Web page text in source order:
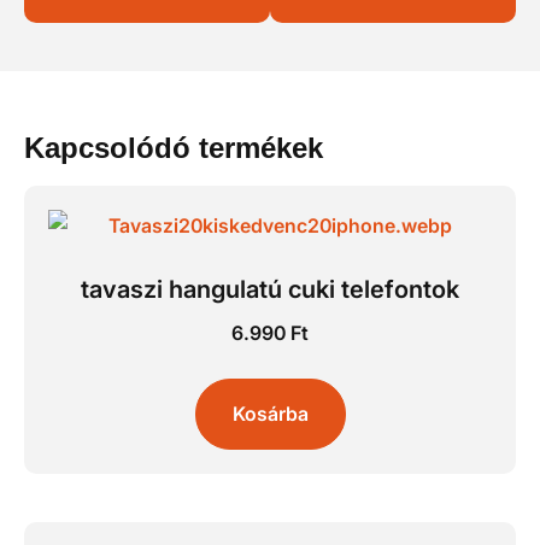
Kapcsolódó termékek
tavaszi hangulatú cuki telefontok
6.990 Ft
Kosárba